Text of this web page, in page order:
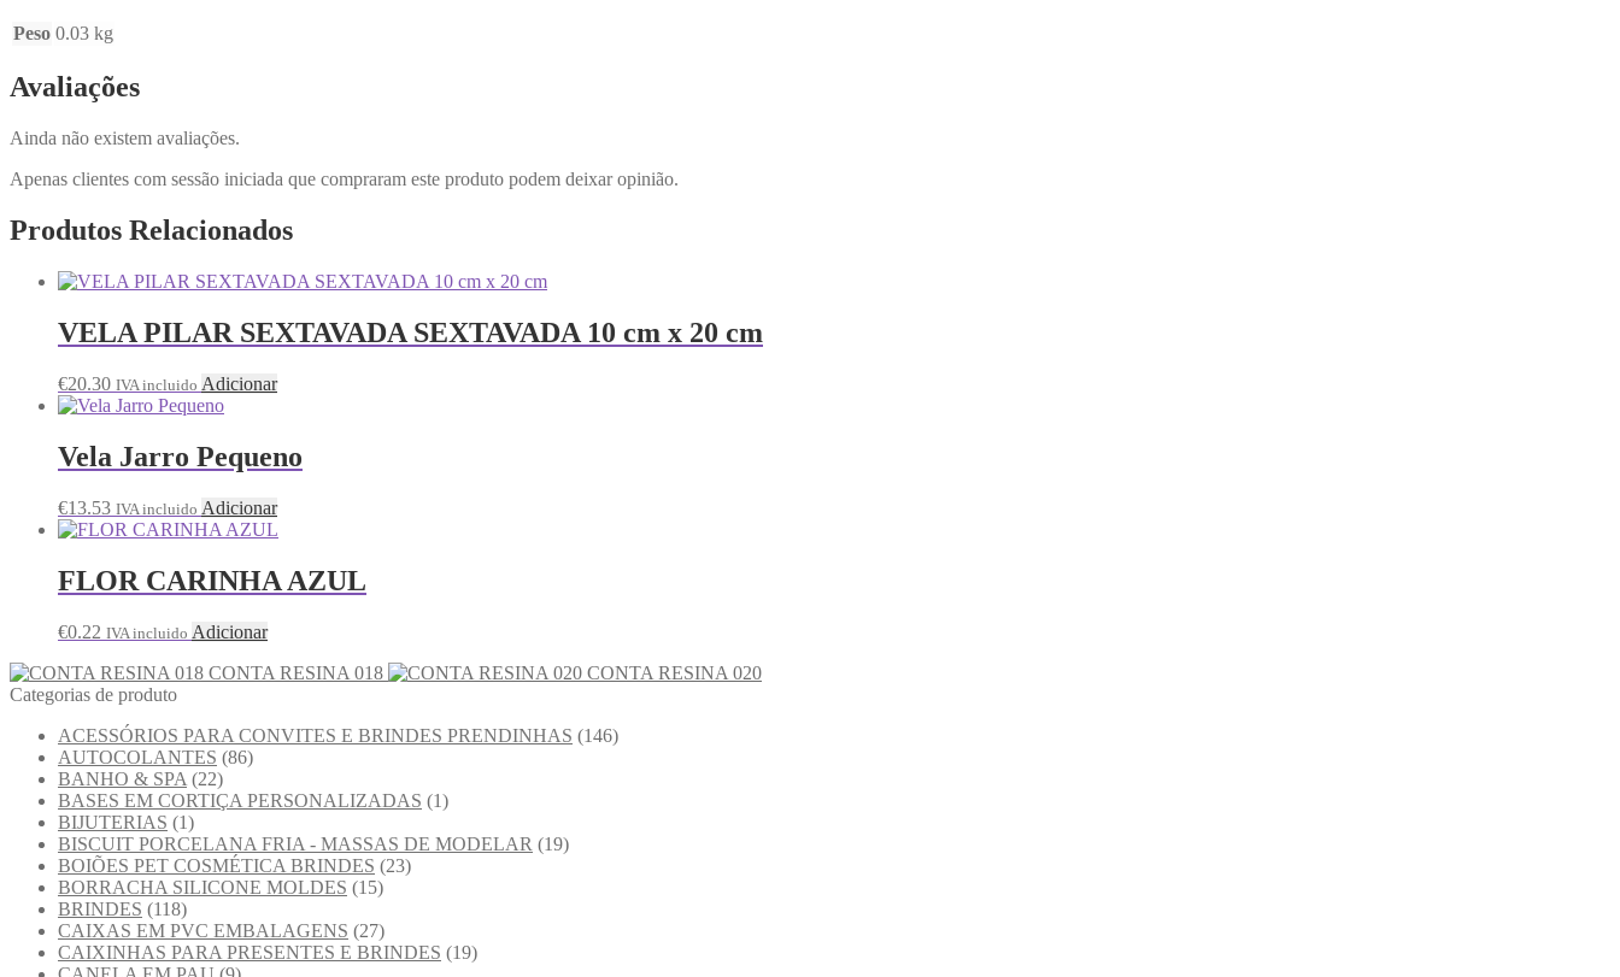
Peso 0.03 kg
Avaliações
Ainda não existem avaliações.
Apenas clientes com sessão iniciada que compraram este produto podem deixar opinião.
Produtos Relacionados
VELA PILAR SEXTAVADA SEXTAVADA 10 cm x 20 cm
€20.30 IVA incluido Adicionar
Vela Jarro Pequeno
€13.53 IVA incluido Adicionar
FLOR CARINHA AZUL
€0.22 IVA incluido Adicionar
CONTA RESINA 018
CONTA RESINA 020
Categorias de produto
ACESSÓRIOS PARA CONVITES E BRINDES PRENDINHAS (146)
AUTOCOLANTES (86)
BANHO & SPA (22)
BASES EM CORTIÇA PERSONALIZADAS (1)
BIJUTERIAS (1)
BISCUIT PORCELANA FRIA - MASSAS DE MODELAR (19)
BOIÕES PET COSMÉTICA BRINDES (23)
BORRACHA SILICONE MOLDES (15)
BRINDES (118)
CAIXAS EM PVC EMBALAGENS (27)
CAIXINHAS PARA PRESENTES E BRINDES (19)